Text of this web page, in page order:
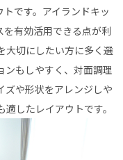
です。アイランドキッ
を有効活用できる点が利
大切にしたい方に多く選
ンもしやすく、対面調理
ズや形状をアレンジしや
したレイアウトです。